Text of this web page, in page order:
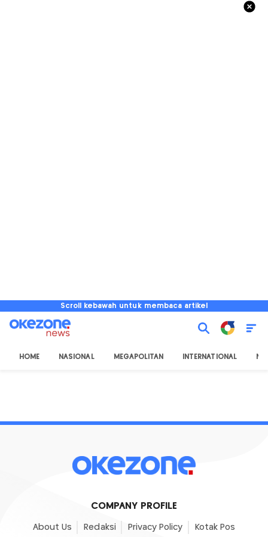
Scroll kebawah untuk membaca artikel
HOME NASIONAL MEGAPOLITAN INTERNATIONAL
COMPANY PROFILE
About Us Redaksi Privacy Policy Kotak Pos